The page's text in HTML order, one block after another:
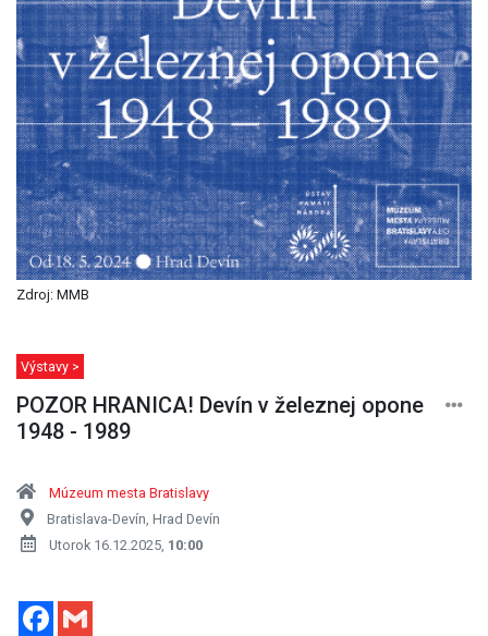
Zdroj: MMB
Výstavy >
POZOR HRANICA! Devín v železnej opone
1948 - 1989
Múzeum mesta Bratislavy
Bratislava-Devín, Hrad Devín
Utorok 16.12.2025, 10:00
Facebook